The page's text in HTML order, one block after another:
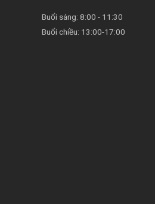
Buổi sáng: 8:00 - 11:30
Buổi chiều: 13:00-17:00